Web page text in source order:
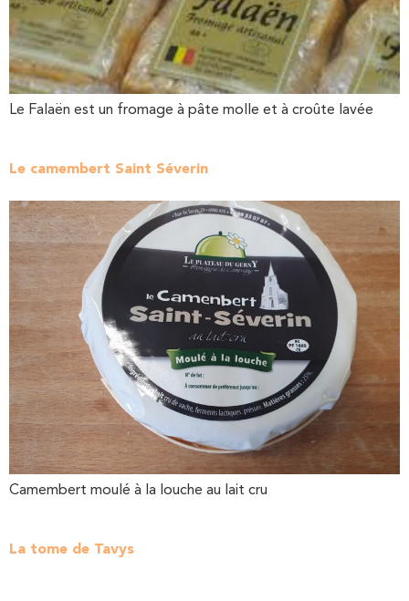
Le Falaën est un fromage à pâte molle et à croûte lavée
Le camembert Saint Séverin
Camembert moulé à la louche au lait cru
La tome de Tavys